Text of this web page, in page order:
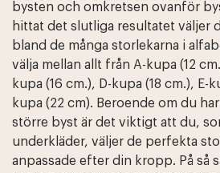
bysten och omkretsen ovanför
hittat det slutliga resultatet väljer
bland de många storlekarna i
välja mellan allt från A-kupa (12
kupa (16 cm.), D-kupa (18 cm.), E-
kupa (22 cm). Beroende om du
större byst är det viktigt att du,
underkläder, väljer de perfekta
anpassade efter din kropp. På så